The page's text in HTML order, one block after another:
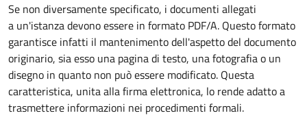
Se non diversamente specificato, i documenti allegati
a un'istanza devono essere in formato PDF/A. Questo formato
garantisce infatti il mantenimento dell'aspetto del documento
originario, sia esso una pagina di testo, una fotografia o un
disegno in quanto non può essere modificato. Questa
caratteristica, unita alla firma elettronica, lo rende adatto a
trasmettere informazioni nei procedimenti formali.